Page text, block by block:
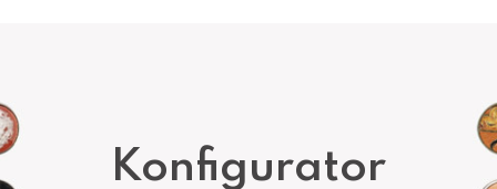
Konfigurator